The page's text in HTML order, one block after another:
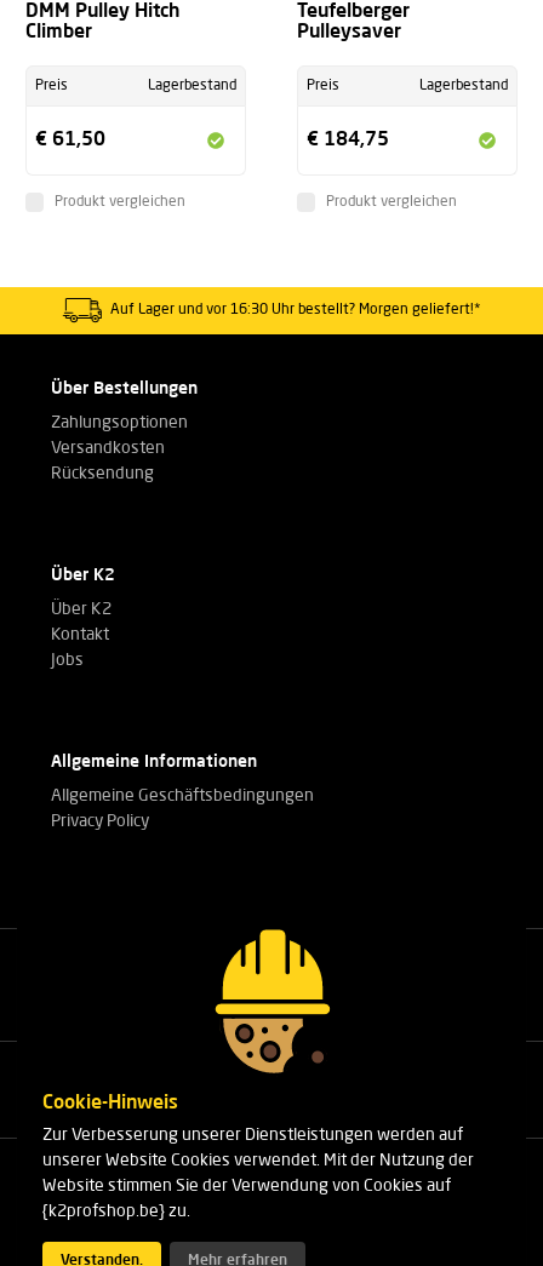
DMM Pulley Hitch
Climber
Preis Lagerbestand
€ 61,50
Produkt vergleichen
Teufelberger
Pulleysaver
Preis Lagerbestand
€ 184,75
Produkt vergleichen
Auf Lager und vor 16:30 Uhr bestellt? Morgen geliefert!*
Über Bestellungen
Zahlungsoptionen
Versandkosten
Rücksendung
Über K2
Über K2
Kontakt
Jobs
Allgemeine Informationen
Allgemeine Geschäftsbedingungen
Privacy Policy
Rufen Sie unsere Experten an.
+32(0)3 303 14 53
Cleydaellaan 10 Unit 8
B-2630 Aartselaar
Telefon: +32(0)3 303 14 53
E-Mail: info@k2profshop.be
Cookie-Hinweis
Zur Verbesserung unserer Dienstleistungen werden auf
unserer Website Cookies verwendet. Mit der Nutzung der
Website stimmen Sie der Verwendung von Cookies auf
{k2profshop.be} zu.
Verstanden. Mehr erfahren